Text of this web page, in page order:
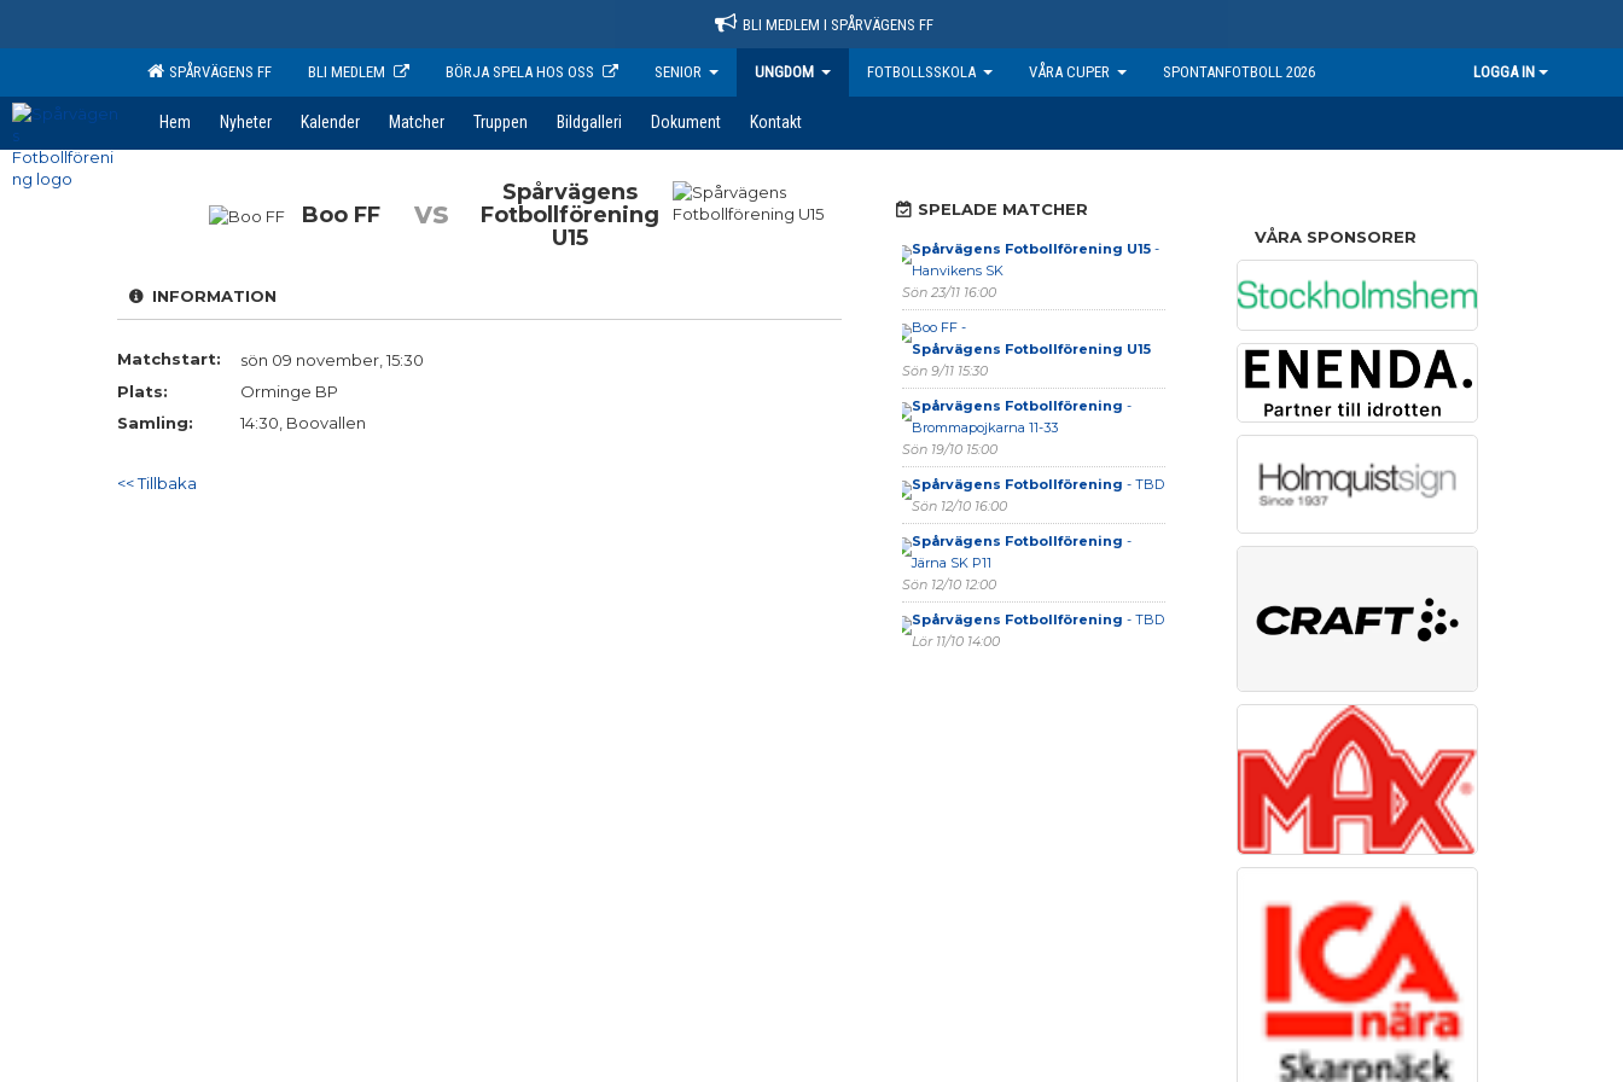
BLI MEDLEM I SPÅRVÄGENS FF
SPÅRVÄGENS FF BLI MEDLEM BÖRJA SPELA HOS OSS SENIOR UNGDOM FOTBOLLSSKOLA VÅRA CUPER SPONTANFOTBOLL 2026 LOGGA IN
Hem Nyheter Kalender Matcher Truppen Bildgalleri Dokument Kontakt
Boo FF vs
Spårvägens
Fotbollförening
U15
INFORMATION
Matchstart:
sön 09 november, 15:30
Plats:
Orminge BP
Samling:
14:30, Boovallen
<< Tillbaka
SPELADE MATCHER
Spårvägens Fotbollförening U15-
Hanvikens SK
Sön 23/11 16:00
Boo FF -
Spårvägens Fotbollförening U15
Sön 9/11 15:30
Spårvägens Fotbollförening -
Brommapojkarna 11-33
Sön 19/10 15:00
Spårvägens Fotbollförening - TBD
Sön 12/10 16:00
Spårvägens Fotbollförening -
Järna SK P11
Sön 12/10 12:00
Spårvägens Fotbollförening - TBD
Lör 11/10 14:00
VÅRA SPONSORER